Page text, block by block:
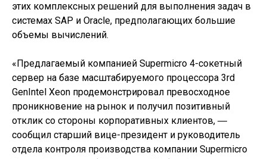
этих комплексных решений для выполнения задач в
системах SAP и Oracle, предполагающих большие
объемы вычислений.
«Предлагаемый компанией Supermicro 4-сокетный
сервер на базе масштабируемого процессора 3rd
GenIntel Xeon продемонстрировал превосходное
проникновение на рынок и получил позитивный
отклик со стороны корпоративных клиентов, ―
сообщил старший вице-президент и руководитель
отдела контроля производства компании Supermicro